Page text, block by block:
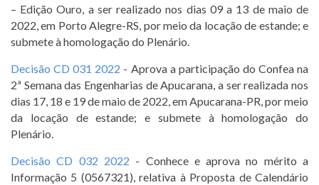
– Edição Ouro, a ser realizado nos dias 09 a 13 de maio de
2022, em Porto Alegre-RS, por meio da locação de estande; e
submete à homologação do Plenário.
Decisão CD 031 2022 - Aprova a participação do Confea na
2ª Semana das Engenharias de Apucarana, a ser realizada nos
dias 17, 18 e 19 de maio de 2022, em Apucarana-PR, por meio
da locação de estande; e submete à homologação do
Plenário.
Decisão CD 032 2022 - Conhece e aprova no mérito a
Informação 5 (0567321), relativa à Proposta de Calendário